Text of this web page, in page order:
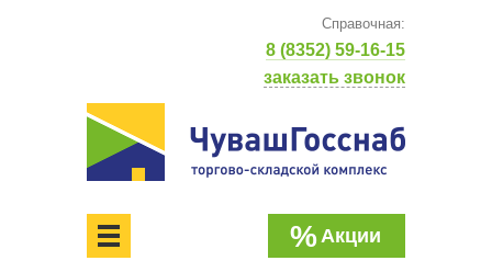
Справочная:
8 (8352) 59-16-15
заказать звонок
%Акции